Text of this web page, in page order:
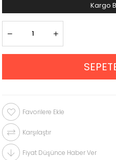
Kargo
Favorilere Ekle
Karşılaştır
Fiyat Düşünce Haber Ver